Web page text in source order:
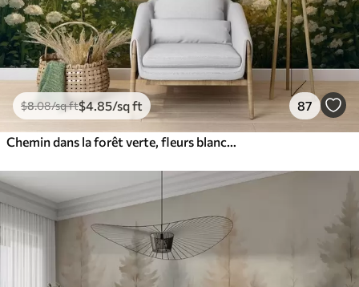
$8.08/sq ft$4.85/sq ft 87